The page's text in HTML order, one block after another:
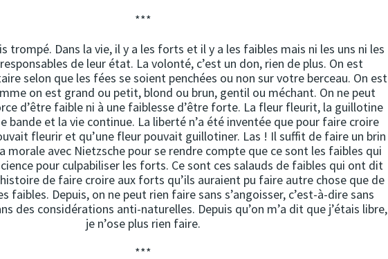
***
trompé. Dans la vie, il y a les forts et il y a les faibles mais ni les uns ni les
de leur état. La volonté, c’est un don, rien de plus. On est
selon que les fées se soient penchées ou non sur votre berceau. On est
on est grand ou petit, blond ou brun, gentil ou méchant. On ne peut
d’être faible ni à une faiblesse d’être forte. La fleur fleurit, la guillotine
bande et la vie continue. La liberté n’a été inventée que pour faire croire
fleurir et qu’une fleur pouvait guillotiner. Las ! Il suffit de faire un brin
morale avec Nietzsche pour se rendre compte que ce sont les faibles qui
pour culpabiliser les forts. Ce sont ces salauds de faibles qui ont dit
de faire croire aux forts qu’ils auraient pu faire autre chose que de
faibles. Depuis, on ne peut rien faire sans s’angoisser, c’est-à-dire sans
des considérations anti-naturelles. Depuis qu’on m’a dit que j’étais libre,
je n’ose plus rien faire.
***